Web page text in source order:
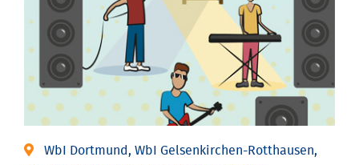
WbI Dortmund, WbI Gelsenkirchen-Rotthausen,